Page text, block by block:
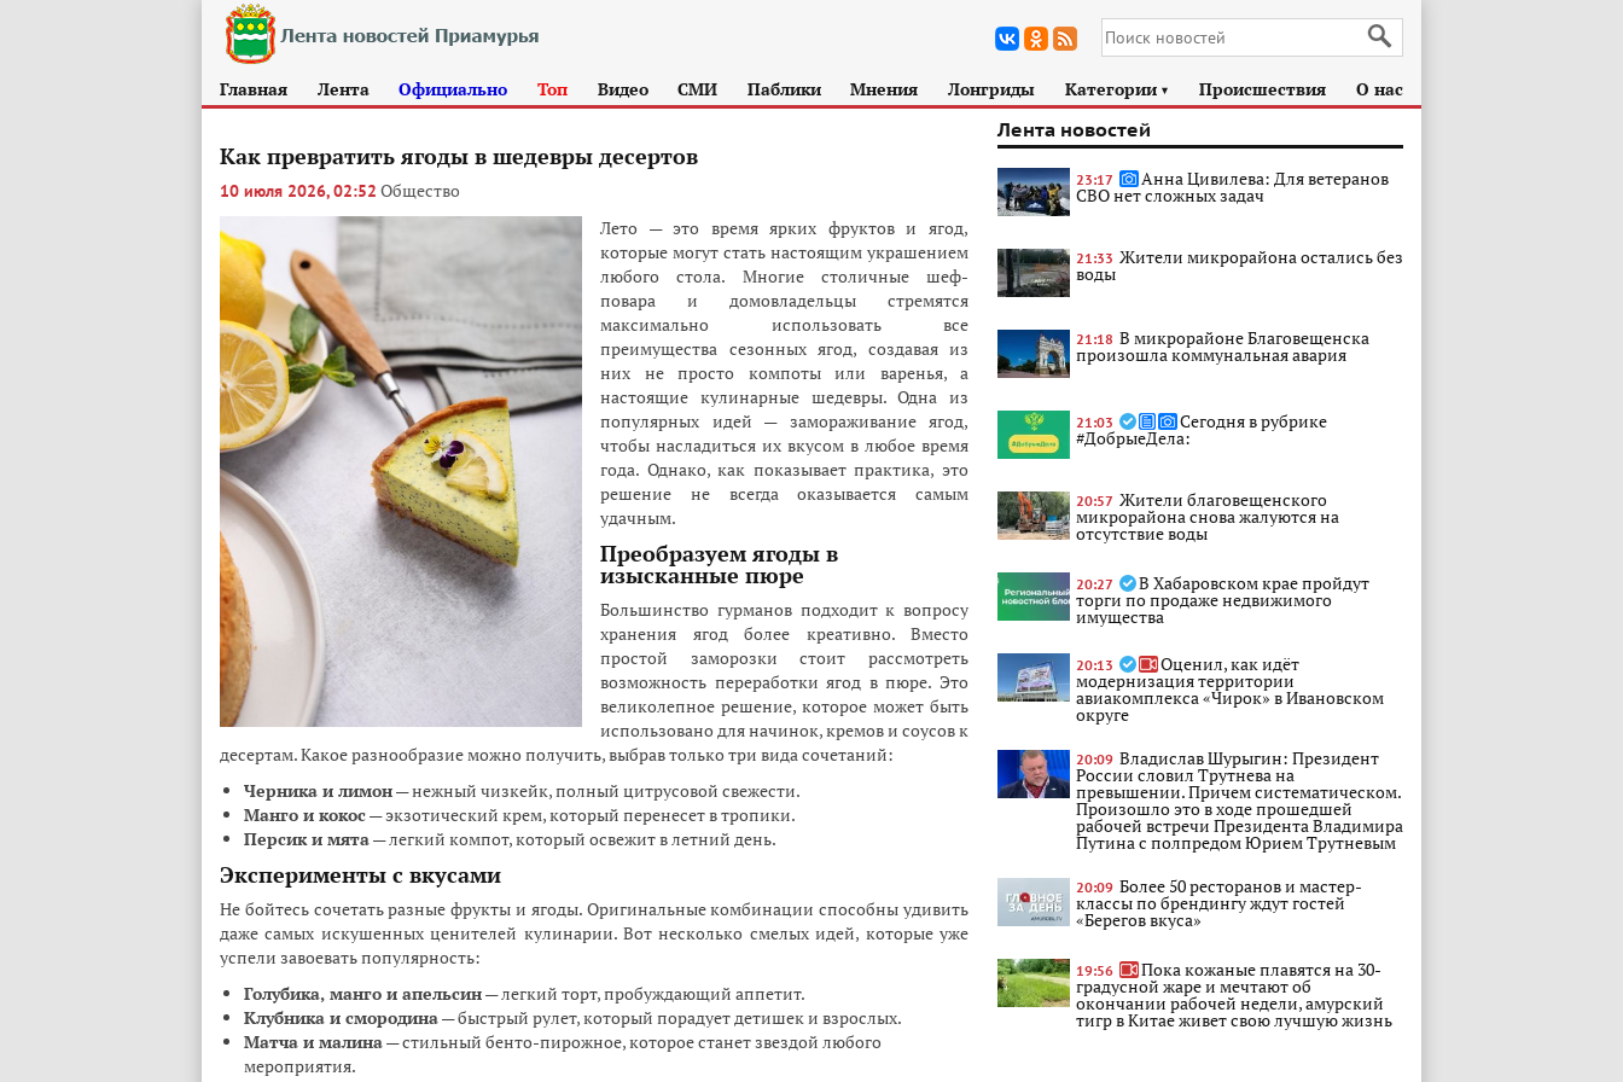
Главная Лента Официально Топ Видео СМИ Паблики Мнения Лонгриды Категории ► Происшествия О нас
Как превратить ягоды в шедевры десертов
10 июля 2026, 02:52 Общество
Лето — это время ярких фруктов и ягод,
которые могут стать настоящим украшением
любого стола. Многие столичные шеф-
повара и домовладельцы стремятся
максимально использовать все
преимущества сезонных ягод, создавая из
них не просто компоты или варенья, а
настоящие кулинарные шедевры. Одна из
популярных идей — замораживание ягод,
чтобы насладиться их вкусом в любое время
года. Однако, как показывает практика, это
решение не всегда оказывается самым
удачным.
Преобразуем ягоды в
изысканные пюре
Большинство гурманов подходит к вопросу
хранения ягод более креативно. Вместо
простой заморозки стоит рассмотреть
возможность переработки ягод в пюре. Это
великолепное решение, которое может быть
использовано для начинок, кремов и соусов к
десертам. Какое разнообразие можно получить, выбрав только три вида сочетаний:
Черника и лимон— нежный чизкейк, полный цитрусовой свежести.
Манго и кокос— экзотический крем, который перенесет в тропики.
Персик и мята— легкий компот, который освежит в летний день.
Эксперименты с вкусами
Не бойтесь сочетать разные фрукты и ягоды. Оригинальные комбинации способны удивить
даже самых искушенных ценителей кулинарии. Вот несколько смелых идей, которые уже
успели завоевать популярность:
Голубика, манго и апельсин— легкий торт, пробуждающий аппетит.
Клубника и смородина— быстрый рулет, который порадует детишек и взрослых.
Матча и малина— стильный бенто-пирожное, которое станет звездой любого
мероприятия.
Лента новостей
23:17 Анна Цивилева: Для ветеранов
СВО нет сложных задач
21:33 Жители микрорайона остались без
воды
21:18 В микрорайоне Благовещенска
произошла коммунальная авария
21:03 Сегодня в рубрике
#ДобрыеДела:
20:57 Жители благовещенского
микрорайона снова жалуются на
отсутствие воды
20:27 В Хабаровском крае пройдут
торги по продаже недвижимого
имущества
20:13 Оценил, как идёт
модернизация территории
авиакомплекса «Чирок» в Ивановском
округе
20:09 Владислав Шурыгин: Президент
России словил Трутнева на
превышении. Причем систематическом.
Произошло это в ходе прошедшей
рабочей встречи Президента Владимира
Путина с полпредом Юрием Трутневым
20:09 Более 50 ресторанов и мастер-
классы по брендингу ждут гостей
«Берегов вкуса»
19:56 Пока кожаные плавятся на 30-
градусной жаре и мечтают об
окончании рабочей недели, амурский
тигр в Китае живет свою лучшую жизнь